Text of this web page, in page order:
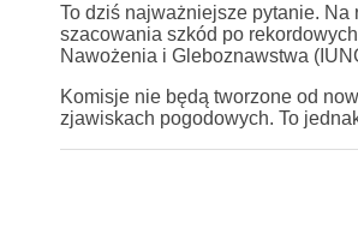
To dziś najważniejsze pytanie.
szacowania szkód po
Nawożenia i Gleboznawstwa
Komisje nie będą tworzone od
zjawiskach pogodowych. To